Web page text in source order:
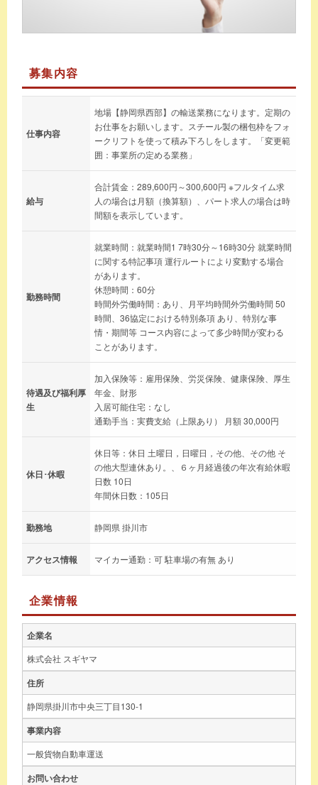
募集内容
仕事内容
地場【静岡県西部】の輸送業務になります。定期の
お仕事をお願いします。スチール製の梱包枠をフォ
ークリフトを使って積み下ろしをします。「変更範
囲：事業所の定める業務」
給与
合計賃金：289,600円～300,600円 ※フルタイム求
人の場合は月額（換算額）、パート求人の場合は時
間額を表示しています。
勤務時間
就業時間：就業時間1 7時30分～16時30分 就業時間
に関する特記事項 運行ルートにより変動する場合
があります。
休憩時間：60分
時間外労働時間：あり、月平均時間外労働時間 50
時間、36協定における特別条項 あり、特別な事
情・期間等 コース内容によって多少時間が変わる
ことがあります。
待遇及び福利厚
生
加入保険等：雇用保険、労災保険、健康保険、厚生
年金、財形
入居可能住宅：なし
通勤手当：実費支給（上限あり） 月額 30,000円
休日･休暇
休日等：休日 土曜日，日曜日，その他、その他 そ
の他大型連休あり。、６ヶ月経過後の年次有給休暇
日数 10日
年間休日数：105日
勤務地 静岡県 掛川市
アクセス情報 マイカー通勤：可 駐車場の有無 あり
企業情報
企業名
株式会社 スギヤマ
住所
静岡県掛川市中央三丁目130-1
事業内容
一般貨物自動車運送
お問い合わせ